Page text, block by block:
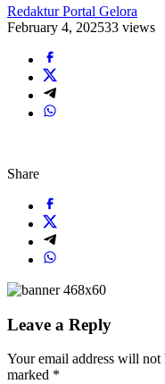
Redaktur Portal Gelora
February 4, 202533 views
Share
Leave a Reply
Your email address will not
marked *